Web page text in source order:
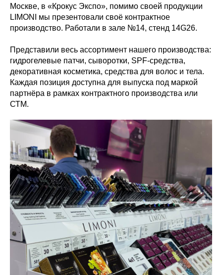
Москве, в «Крокус Экспо», помимо своей продукции
LIMONI мы презентовали своё контрактное
производство. Работали в зале №14, стенд 14G26.
Представили весь ассортимент нашего производства:
гидрогелевые патчи, сыворотки, SPF-средства,
декоративная косметика, средства для волос и тела.
Каждая позиция доступна для выпуска под маркой
партнёра в рамках контрактного производства или
СТМ.